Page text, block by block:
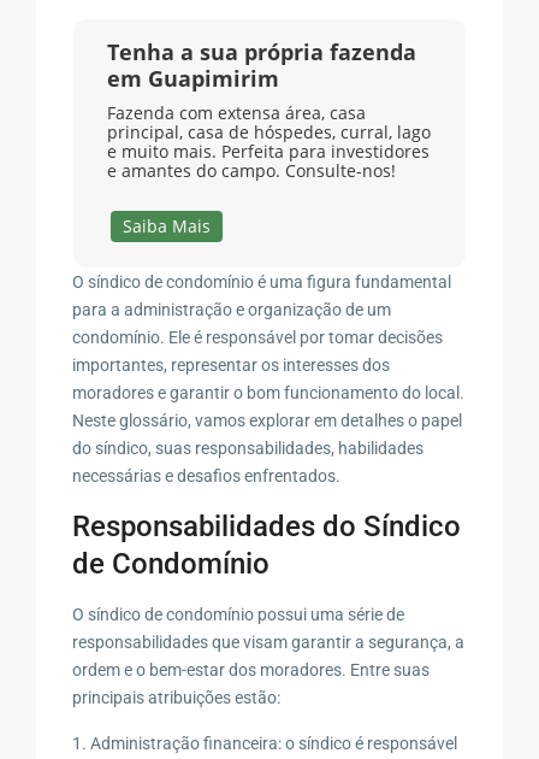
Tenha a sua própria fazenda
em Guapimirim
Fazenda com extensa área, casa
principal, casa de hóspedes, curral, lago
e muito mais. Perfeita para investidores
e amantes do campo. Consulte-nos!
Saiba Mais
O síndico de condomínio é uma figura fundamental
para a administração e organização de um
condomínio. Ele é responsável por tomar decisões
importantes, representar os interesses dos
moradores e garantir o bom funcionamento do local.
Neste glossário, vamos explorar em detalhes o papel
do síndico, suas responsabilidades, habilidades
necessárias e desafios enfrentados.
Responsabilidades do Síndico
de Condomínio
O síndico de condomínio possui uma série de
responsabilidades que visam garantir a segurança, a
ordem e o bem-estar dos moradores. Entre suas
principais atribuições estão:
1. Administração financeira: o síndico é responsável